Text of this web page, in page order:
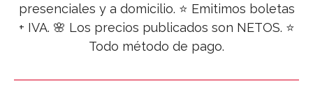
presenciales y a domicilio. ⭐ Emitimos boletas
+ IVA. 🌸 Los precios publicados son NETOS. ⭐
Todo método de pago.